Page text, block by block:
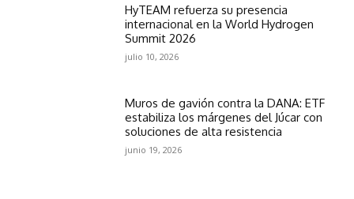
HyTEAM refuerza su presencia
internacional en la World Hydrogen
Summit 2026
julio 10, 2026
Muros de gavión contra la DANA: ETF
estabiliza los márgenes del Júcar con
soluciones de alta resistencia
junio 19, 2026